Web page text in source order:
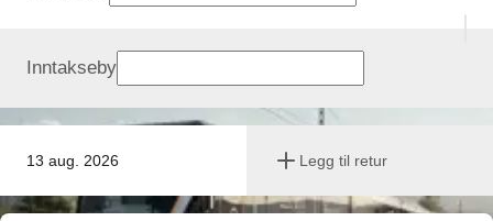
13 aug. 2026 Legg til retur
Inntakseby